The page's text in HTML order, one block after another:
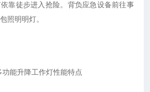
靠徒步进入抢险。背负应急设备前往事
照明明灯。
功能升降工作灯性能特点